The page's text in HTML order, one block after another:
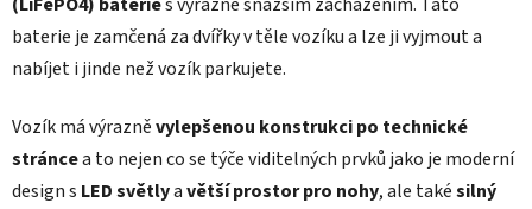
baterie je zamčená za dvířky v těle vozíku a lze ji vyjmout a
nabíjet i jinde než vozík parkujete.
Vozík má výrazněvylepšenou konstrukci po technické
stráncea to nejen co se týče viditelných prvků jako je moderní
design s LED světlyavětší prostor pro nohy, ale takésilný